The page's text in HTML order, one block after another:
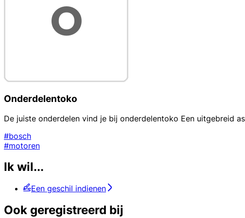
Onderdelentoko
De juiste onderdelen vind je bij onderdelentoko Een uitgebreid
#bosch
#motoren
Ik wil...
Een geschil indienen
Ook geregistreerd bij